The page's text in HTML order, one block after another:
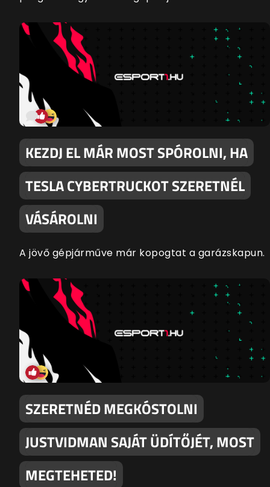
KEZDJ EL MÁR MOST SPÓROLNI, HA
TESLA CYBERTRUCKOT SZERETNÉL
VÁSÁROLNI
A jövő gépjárműve már kopogtat a garázskapun.
SZERETNÉD MEGKÓSTOLNI
JUSTVIDMAN SAJÁT ÜDÍTŐJÉT, MOST
MEGTEHETED!